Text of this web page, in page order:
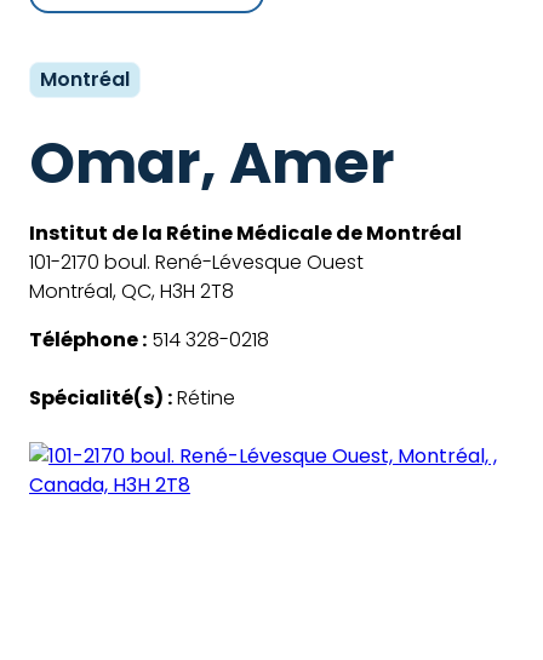
Montréal
Omar, Amer
Institut de la Rétine Médicale de Montréal
101-2170 boul. René-Lévesque Ouest
Montréal, QC, H3H 2T8
Téléphone : 514 328-0218
Spécialité(s) :Rétine